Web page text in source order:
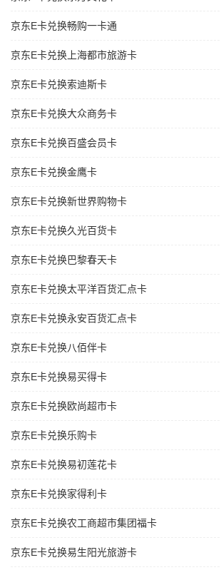
京东E卡兑换畅购一卡通
京东E卡兑换上海都市旅游卡
京东E卡兑换索迪斯卡
京东E卡兑换大众商务卡
京东E卡兑换百盛会员卡
京东E卡兑换金鹰卡
京东E卡兑换新世界购物卡
京东E卡兑换久光百货卡
京东E卡兑换巴黎春天卡
京东E卡兑换太平洋百货汇点卡
京东E卡兑换永安百货汇点卡
京东E卡兑换八佰伴卡
京东E卡兑换易买得卡
京东E卡兑换欧尚超市卡
京东E卡兑换乐购卡
京东E卡兑换易初莲花卡
京东E卡兑换家得利卡
京东E卡兑换农工商超市集团福卡
京东E卡兑换易生阳光旅游卡